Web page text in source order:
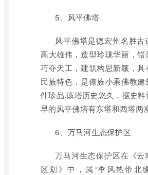
5、风平佛塔
风平佛塔是德宏州名胜古
高大雄伟，造型玲珑华丽，错
巧夺天工，建筑构思新颖，具
民族特色，是傣族小乘佛教建
件珍品.该塔历史悠久，据史
早的风平佛塔有东塔和西塔两
6、万马河生态保护区
万马河生态保护区在《云
区划》中，属“季风热带北